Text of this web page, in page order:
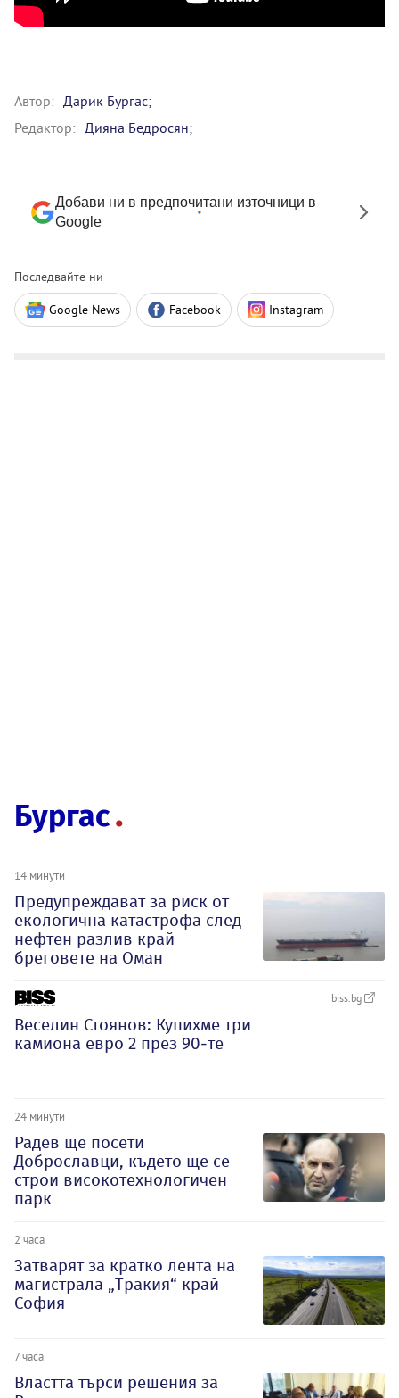
Автор: Дарик Бургас;
Редактор: Дияна Бедросян;
Добави ни в предпочитани източници в
Google
Последвайте ни
Google News Facebook Instagram
Бургас
14 минути
Предупреждават за риск от
екологична катастрофа след
нефтен разлив край
бреговете на Оман
biss.bg
Веселин Стоянов: Купихме три
камиона евро 2 през 90-те
24 минути
Радев ще посети
Доброславци, където ще се
строи високотехнологичен
парк
2 часа
Затварят за кратко лента на
магистрала „Тракия“ край
София
7 часа
Властта търси решения за